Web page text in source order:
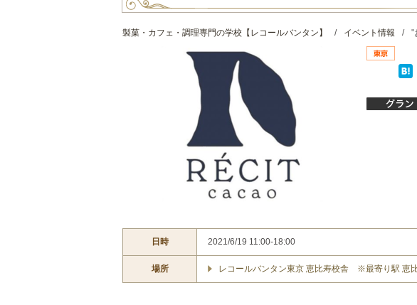
製菓・カフェ・調理専門の学校【レコールバンタン】 / イベント情報 / "
日時 2021/6/19 11:00-18:00
場所 レコールバンタン東京 恵比寿校舎 ※最寄り駅 恵